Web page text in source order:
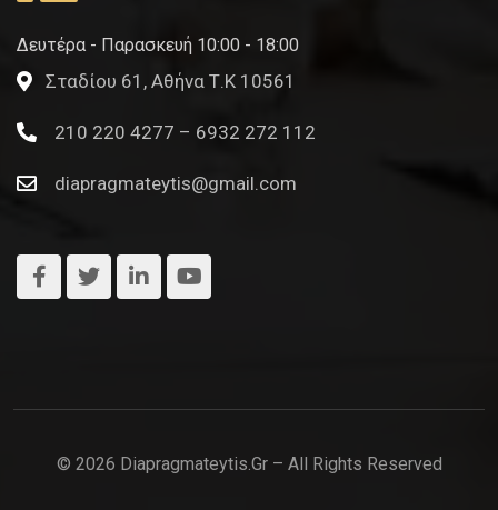
Δευτέρα - Παρασκευή 10:00 - 18:00
Σταδίου 61, Αθήνα Τ.Κ 10561
210 220 4277 – 6932 272 112
diapragmateytis@gmail.com
© 2026 Diapragmateytis.gr – All Rights Reserved